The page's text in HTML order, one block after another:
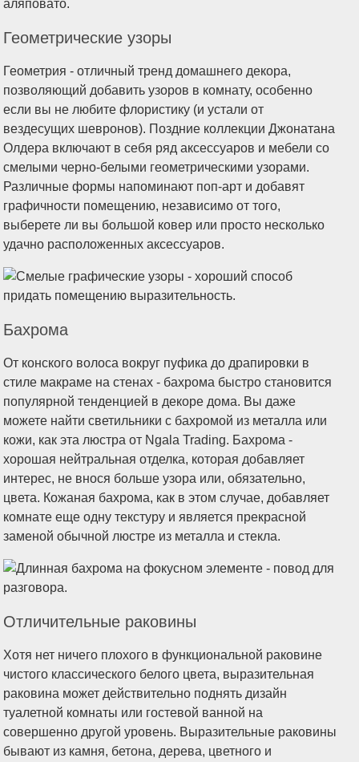
Геометрические узоры
Геометрия - отличный тренд домашнего декора,
позволяющий добавить узоров в комнату, особенно
если вы не любите флористику (и устали от
вездесущих шевронов). Поздние коллекции Джонатана
Олдера включают в себя ряд аксессуаров и мебели со
смелыми черно-белыми геометрическими узорами.
Различные формы напоминают поп-арт и добавят
графичности помещению, независимо от того,
выберете ли вы большой ковер или просто несколько
удачно расположенных аксессуаров.
Бахрома
От конского волоса вокруг пуфика до драпировки в
стиле макраме на стенах - бахрома быстро становится
популярной тенденцией в декоре дома. Вы даже
можете найти светильники с бахромой из металла или
кожи, как эта люстра от Ngala Trading. Бахрома -
хорошая нейтральная отделка, которая добавляет
интерес, не внося больше узора или, обязательно,
цвета. Кожаная бахрома, как в этом случае, добавляет
комнате еще одну текстуру и является прекрасной
заменой обычной люстре из металла и стекла.
Отличительные раковины
Хотя нет ничего плохого в функциональной раковине
чистого классического белого цвета, выразительная
раковина может действительно поднять дизайн
туалетной комнаты или гостевой ванной на
совершенно другой уровень. Выразительные раковины
бывают из камня, бетона, дерева, цветного и